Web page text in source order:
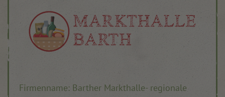
Firmenname: Barther Markthalle- regionale